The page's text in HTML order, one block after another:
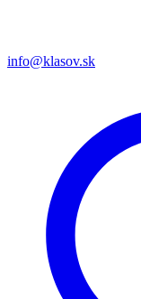
info@klasov.sk